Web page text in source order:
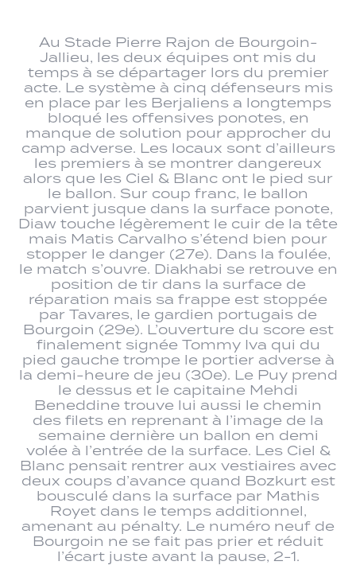
Au Stade Pierre Rajon de Bourgoin-
Jallieu, les deux équipes ont mis du
temps à se départager lors du premier
acte. Le système à cinq défenseurs mis
en place par les Berjaliens a longtemps
bloqué les offensives ponotes, en
manque de solution pour approcher du
camp adverse. Les locaux sont d’ailleurs
les premiers à se montrer dangereux
alors que les Ciel & Blanc ont le pied sur
le ballon. Sur coup franc, le ballon
parvient jusque dans la surface ponote,
Diaw touche légèrement le cuir de la tête
mais Matis Carvalho s’étend bien pour
stopper le danger (27e). Dans la foulée,
le match s’ouvre. Diakhabi se retrouve en
position de tir dans la surface de
réparation mais sa frappe est stoppée
par Tavares, le gardien portugais de
Bourgoin (29e). L’ouverture du score est
finalement signée Tommy Iva qui du
pied gauche trompe le portier adverse à
la demi-heure de jeu (30e). Le Puy prend
le dessus et le capitaine Mehdi
Beneddine trouve lui aussi le chemin
des filets en reprenant à l’image de la
semaine dernière un ballon en demi
volée à l’entrée de la surface. Les Ciel &
Blanc pensait rentrer aux vestiaires avec
deux coups d’avance quand Bozkurt est
bousculé dans la surface par Mathis
Royet dans le temps additionnel,
amenant au pénalty. Le numéro neuf de
Bourgoin ne se fait pas prier et réduit
l’écart juste avant la pause, 2-1.